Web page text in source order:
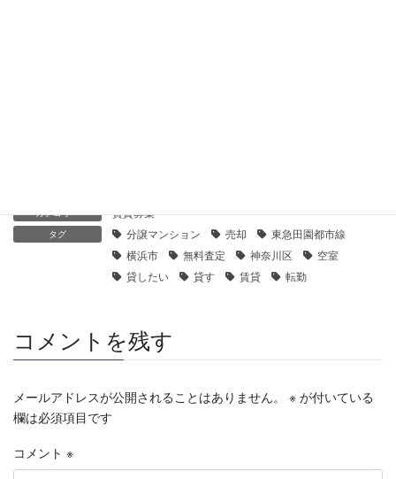
カテゴリー 賃貸募集
タグ 分譲マンション 売却
東急田園都市線
横浜市
無料査定 神奈川区
空室
貸したい
貸す 賃貸 転勤
コメントを残す
メールアドレスが公開されることはありません。 ※ が付いている
欄は必須項目です
コメント ※